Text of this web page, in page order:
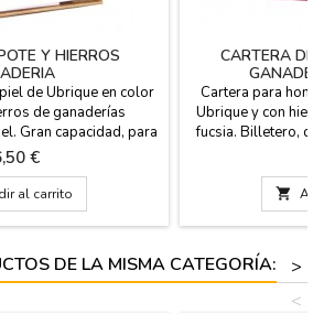
Y HIERROS
de Ubrique en color
de ganaderías
Gran capacidad, para
DNI... y monedero
de cuatro
España. Medidas:
cm / Mediana: 13 cm x
cm x 10 cm / Muy
€
al carrito
CARTERA DE
Cartera para
Ubrique y con
fucsia. Billetero,
España. Medidas:

DE LA MISMA CATEGORÍA:
>
<